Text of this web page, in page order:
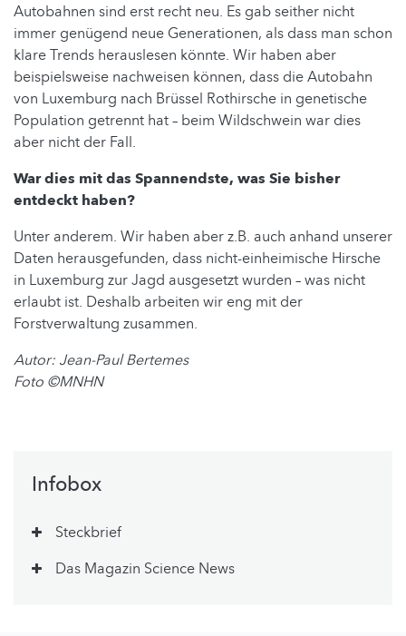
Autobahnen sind erst recht neu. Es gab seither nicht
immer genügend neue Generationen, als dass man schon
klare Trends herauslesen könnte. Wir haben aber
beispielsweise nachweisen können, dass die Autobahn
von Luxemburg nach Brüssel Rothirsche in genetische
Population getrennt hat – beim Wildschwein war dies
aber nicht der Fall.
War dies mit das Spannendste, was Sie bisher
entdeckt haben?
Unter anderem. Wir haben aber z.B. auch anhand unserer
Daten herausgefunden, dass nicht-einheimische Hirsche
in Luxemburg zur Jagd ausgesetzt wurden – was nicht
erlaubt ist. Deshalb arbeiten wir eng mit der
Forstverwaltung zusammen.
Autor: Jean-Paul Bertemes
Foto ©MNHN
Infobox
Steckbrief
Das Magazin Science News